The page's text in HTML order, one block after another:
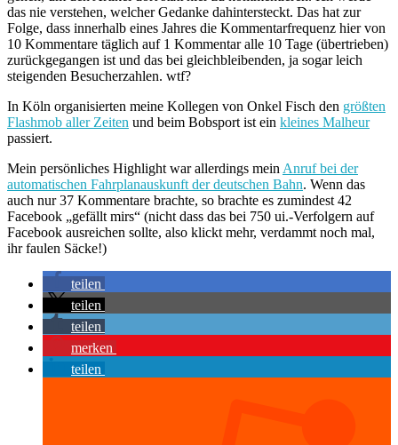
das nie verstehen, welcher Gedanke dahintersteckt. Das hat zur
Folge, dass innerhalb eines Jahres die Kommentarfrequenz hier von
10 Kommentare täglich auf 1 Kommentar alle 10 Tage (übertrieben)
zurückgegangen ist und das bei gleichbleibenden, ja sogar leich
steigenden Besucherzahlen. wtf?
In Köln organisierten meine Kollegen von Onkel Fisch den größten
Flashmob aller Zeiten und beim Bobsport ist ein kleines Malheur
passiert.
Mein persönliches Highlight war allerdings mein Anruf bei der
automatischen Fahrplanauskunft der deutschen Bahn. Wenn das
auch nur 37 Kommentare brachte, so brachte es zumindest 42
Facebook „gefällt mirs“ (nicht dass das bei 750 ui.-Verfolgern auf
Facebook ausreichen sollte, also klickt mehr, verdammt noch mal,
ihr faulen Säcke!)
teilen
teilen
teilen
merken
teilen